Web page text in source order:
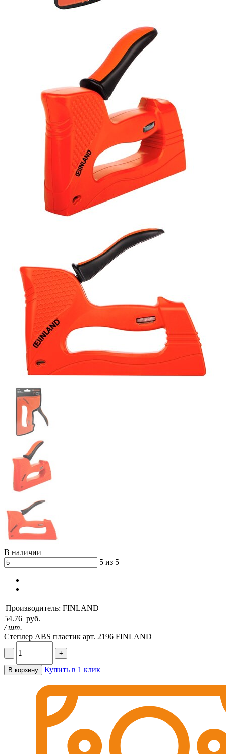
В наличии
5 из 5
Производитель: FINLAND
54.76 руб.
/ шт.
Степлер ABS пластик арт. 2196 FINLAND
- +
В корзину Купить в 1 клик